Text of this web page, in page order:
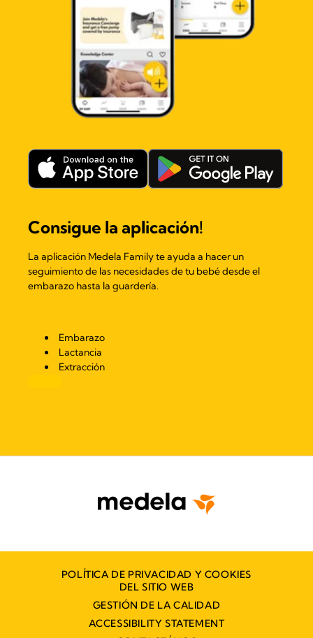
Consigue la aplicación!
La aplicación Medela Family te ayuda a hacer un
seguimiento de las necesidades de tu bebé desde el
embarazo hasta la guardería.
Embarazo
Lactancia
Extracción
POLÍTICA DE PRIVACIDAD Y COOKIES
DEL SITIO WEB
GESTIÓN DE LA CALIDAD
ACCESSIBILITY STATEMENT